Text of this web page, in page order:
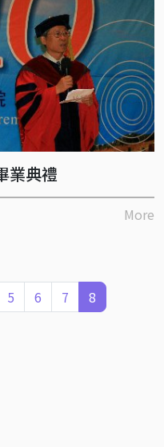
業典禮
More
5 6 7 8